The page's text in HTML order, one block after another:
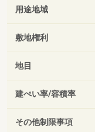
用途地域
敷地権利
地目
建ぺい率/容積率
その他制限事項